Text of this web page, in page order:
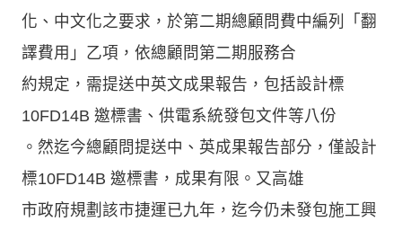
化、中文化之要求，於第二期總顧問費中編列「翻
譯費用」乙項，依總顧問第二期服務合
約規定，需提送中英文成果報告，包括設計標
10FD14B 邀標書、供電系統發包文件等八份
。然迄今總顧問提送中、英成果報告部分，僅設計
標10FD14B 邀標書，成果有限。又高雄
市政府規劃該市捷運已九年，迄今仍未發包施工興